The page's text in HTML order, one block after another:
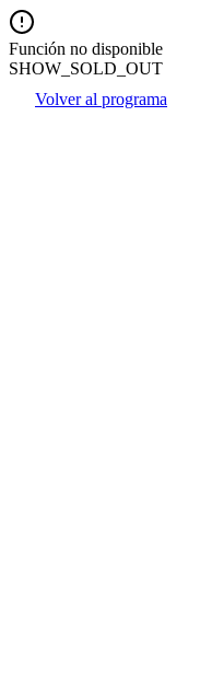
Función no disponible
SHOW_SOLD_OUT
Volver al programa